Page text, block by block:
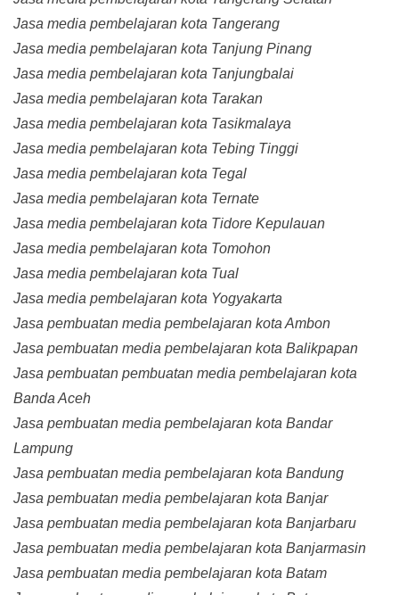
Jasa media pembelajaran kota Tangerang
Jasa media pembelajaran kota Tanjung Pinang
Jasa media pembelajaran kota Tanjungbalai
Jasa media pembelajaran kota Tarakan
Jasa media pembelajaran kota Tasikmalaya
Jasa media pembelajaran kota Tebing Tinggi
Jasa media pembelajaran kota Tegal
Jasa media pembelajaran kota Ternate
Jasa media pembelajaran kota Tidore Kepulauan
Jasa media pembelajaran kota Tomohon
Jasa media pembelajaran kota Tual
Jasa media pembelajaran kota Yogyakarta
Jasa pembuatan media pembelajaran kota Ambon
Jasa pembuatan media pembelajaran kota Balikpapan
Jasa pembuatan pembuatan media pembelajaran kota
Banda Aceh
Jasa pembuatan media pembelajaran kota Bandar
Lampung
Jasa pembuatan media pembelajaran kota Bandung
Jasa pembuatan media pembelajaran kota Banjar
Jasa pembuatan media pembelajaran kota Banjarbaru
Jasa pembuatan media pembelajaran kota Banjarmasin
Jasa pembuatan media pembelajaran kota Batam